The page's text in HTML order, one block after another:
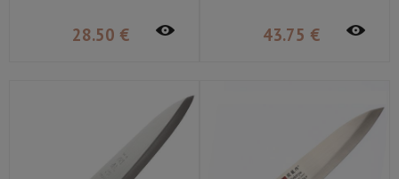
28.50 € 43.75 €